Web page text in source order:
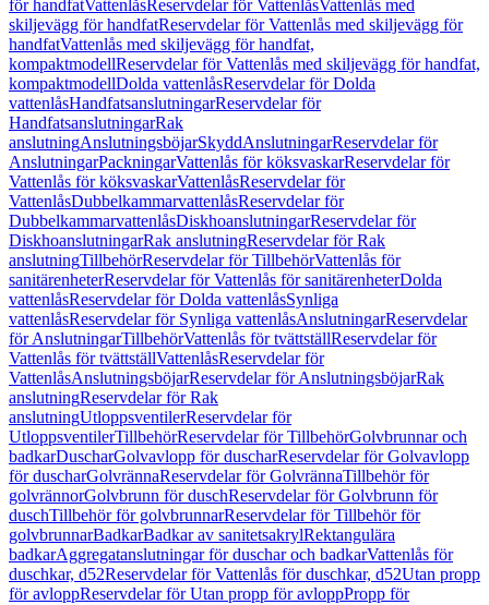
för handfatVattenlåsReservdelar för VattenlåsVattenlås med
skiljevägg för handfatReservdelar för Vattenlås med skiljevägg för
handfatVattenlås med skiljevägg för handfat,
kompaktmodellReservdelar för Vattenlås med skiljevägg för handfat,
kompaktmodellDolda vattenlåsReservdelar för Dolda
vattenlåsHandfatsanslutningarReservdelar för
HandfatsanslutningarRak
anslutningAnslutningsböjarSkyddAnslutningarReservdelar för
AnslutningarPackningarVattenlås för köksvaskarReservdelar för
Vattenlås för köksvaskarVattenlåsReservdelar för
VattenlåsDubbelkammarvattenlåsReservdelar för
DubbelkammarvattenlåsDiskhoanslutningarReservdelar för
DiskhoanslutningarRak anslutningReservdelar för Rak
anslutningTillbehörReservdelar för TillbehörVattenlås för
sanitärenheterReservdelar för Vattenlås för sanitärenheterDolda
vattenlåsReservdelar för Dolda vattenlåsSynliga
vattenlåsReservdelar för Synliga vattenlåsAnslutningarReservdelar
för AnslutningarTillbehörVattenlås för tvättställReservdelar för
Vattenlås för tvättställVattenlåsReservdelar för
VattenlåsAnslutningsböjarReservdelar för AnslutningsböjarRak
anslutningReservdelar för Rak
anslutningUtloppsventilerReservdelar för
UtloppsventilerTillbehörReservdelar för TillbehörGolvbrunnar och
badkarDuscharGolvavlopp för duscharReservdelar för Golvavlopp
för duscharGolvrännaReservdelar för GolvrännaTillbehör för
golvrännorGolvbrunn för duschReservdelar för Golvbrunn för
duschTillbehör för golvbrunnarReservdelar för Tillbehör för
golvbrunnarBadkarBadkar av sanitetsakrylRektangulära
badkarAggregatanslutningar för duschar och badkarVattenlås för
duschkar, d52Reservdelar för Vattenlås för duschkar, d52Utan propp
för avloppReservdelar för Utan propp för avloppPropp för